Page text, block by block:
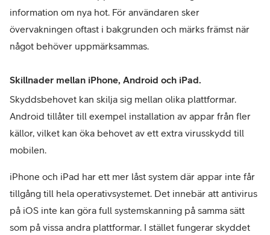
information om nya hot. För användaren sker
övervakningen oftast i bakgrunden och märks främst när
något behöver uppmärksammas.
Skillnader mellan iPhone, Android och iPad.
Skyddsbehovet kan skilja sig mellan olika plattformar.
Android tillåter till exempel installation av appar från fler
källor, vilket kan öka behovet av ett extra virusskydd till
mobilen.
iPhone och iPad har ett mer låst system där appar inte får
tillgång till hela operativsystemet. Det innebär att antivirus
på iOS inte kan göra full systemskanning på samma sätt
som på vissa andra plattformar. I stället fungerar skyddet